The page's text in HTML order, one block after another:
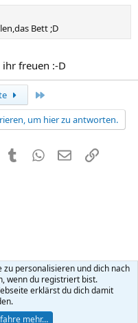
Bett ;D
freuen :-D
um hier zu antworten.
Tumblr WhatsApp
E-MailLink
Hilfe
R
XenForo Ltd.
zu personalisieren und dich nach
wenn du registriert bist.
erklärst du dich damit
mehr…